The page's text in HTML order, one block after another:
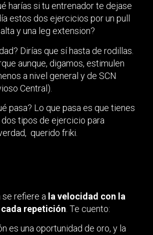
harías si tu entrenador te dejase
estos dos ejercicios por un pull
y una leg extension?
Dirías que sí hasta de rodillas.
aunque, digamos, estimulen
a nivel general y de SCN
Central).
pasa? Lo que pasa es que tienes
tipos de ejercicio para
querido friki.
se refiere a la velocidad con la
repetición . Te cuento:
es una oportunidad de oro, y la